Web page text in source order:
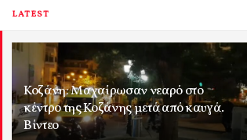
LATEST
Κοζάνη: Μαχαίρωσαν νεαρό στο
κέντρο της Κοζάνης μετά από καυγά.
Βίντεο